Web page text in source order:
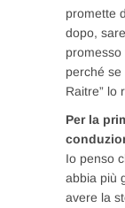
promette
dopo,
perché se
Raitre” lo
Per la
Io penso
abbia più
avere la